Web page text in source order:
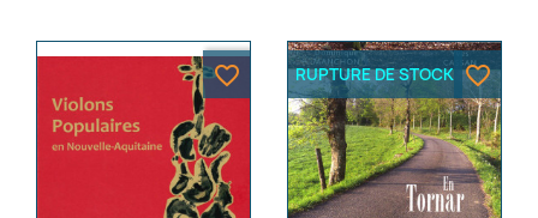
favorite_border RUPTURE DE STOCK favorite_border